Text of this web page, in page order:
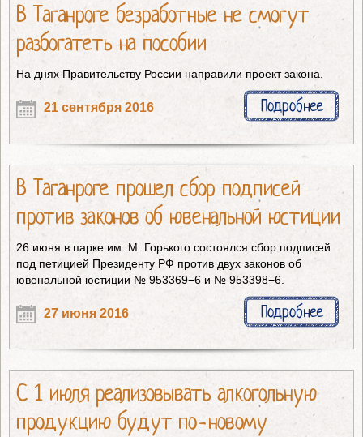
В Таганроге безработные не смогут
разбогатеть на пособии
На днях Правительству России направили проект закона.
21 сентября 2016 Подробнее
В Таганроге прошел сбор подписей
против законов об ювенальной юстиции
26 июня в парке им. М. Горького состоялся сбор подписей
под петицией Президенту РФ против двух законов об
ювенальной юстиции № 953369−6 и № 953398−6.
27 июня 2016 Подробнее
С 1 июля реализовывать алкогольную
продукцию будут по-новому